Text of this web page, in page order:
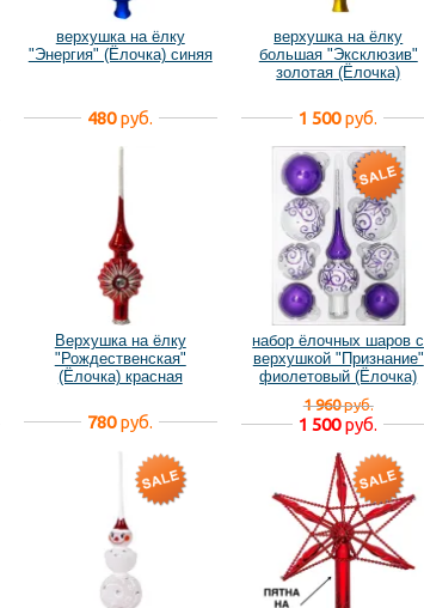
верхушка на ёлку
"Энергия" (Ёлочка) синяя
480руб.
верхушка на ёлку
большая "Эксклюзив"
золотая (Ёлочка)
1 500руб.
Верхушка на ёлку
"Рождественская"
(Ёлочка) красная
780руб.
набор ёлочных шаров с
верхушкой "Признание"
фиолетовый (Ёлочка)
1 960руб.
1 500руб.